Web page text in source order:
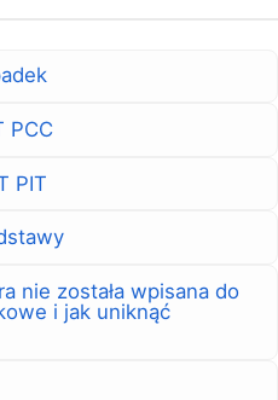
PCC
PIT
nie została wpisana do
i jak uniknąć